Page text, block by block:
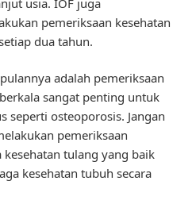
pemeriksaan kesehatan
dua tahun.
adalah pemeriksaan
sangat penting untuk
seperti osteoporosis. Jangan
pemeriksaan
tulang yang baik
kesehatan tubuh secara